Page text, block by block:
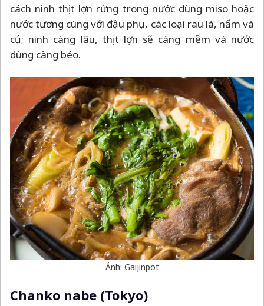
cách ninh thịt lợn rừng trong nước dùng miso hoặc
nước tương cùng với đậu phụ, các loại rau lá, nấm và
củ; ninh càng lâu, thịt lợn sẽ càng mềm và nước
dùng càng béo.
Ảnh: Gaijinpot
Chanko nabe (Tokyo)